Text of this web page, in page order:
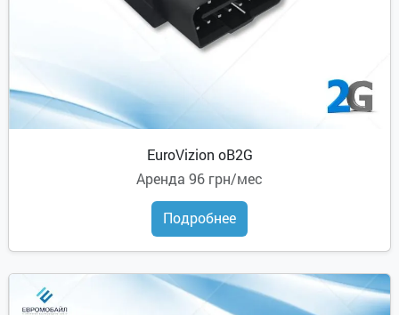
EuroVizion oB2G
Аренда 96 грн/мес
Подробнее